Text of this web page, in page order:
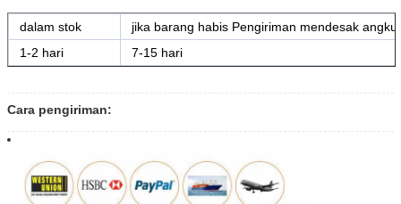
dalam stok
jika barang habis Pengiriman mendesak
1-2 hari
7-15 hari
Cara pengiriman: